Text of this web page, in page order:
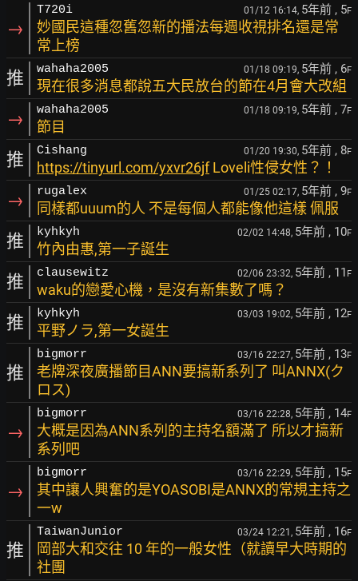
→
T720i 01/12 16:14, 5年前 , 5F
妙國民這種忽舊忽新的播法每週收視排名還是常
常上榜
推 wahaha2005 01/18 09:19, 5年前 , 6F
現在很多消息都說五大民放台的節在4月會大改組
→ wahaha2005 01/18 09:19, 5年前 , 7F
節目
推 Cishang 01/20 19:30, 5年前 , 8F
https://tinyurl.com/yxvr26jfLoveli性侵女性？！
→ rugalex 01/25 02:17, 5年前 , 9F
同樣都uuum的人 不是每個人都能像他這樣 佩服
推 kyhkyh 02/02 14:48, 5年前 , 10F
竹內由惠,第一子誕生
推 clausewitz 02/06 23:32, 5年前 , 11 F
waku的戀愛心機，是沒有新集數了嗎？
推 kyhkyh 03/03 19:02, 5年前 , 12F
平野ノラ,第一女誕生
推
bigmorr 03/16 22:27, 5年前 , 13F
老牌深夜廣播節目ANN要搞新系列了 叫ANNX(ク
ロス)
→
bigmorr 03/16 22:28, 5年前 , 14F
大概是因為ANN系列的主持名額滿了 所以才搞新
系列吧
→
bigmorr 03/16 22:29, 5年前 , 15F
其中讓人興奮的是YOASOBI是ANNX的常規主持之
一w
推
TaiwanJunior 03/24 12:21, 5年前 , 16F
岡部大和交往 10 年的一般女性（就讀早大時期的
社團